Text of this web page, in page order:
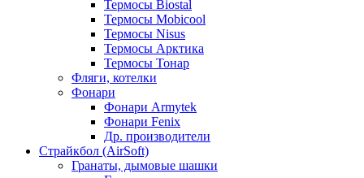
Термосы Biostal
Термосы Mobicool
Термосы Nisus
Термосы Арктика
Термосы Тонар
Фляги, котелки
Фонари
Фонари Armytek
Фонари Fenix
Др. производители
Страйкбол (AirSoft)
Гранаты, дымовые шашки